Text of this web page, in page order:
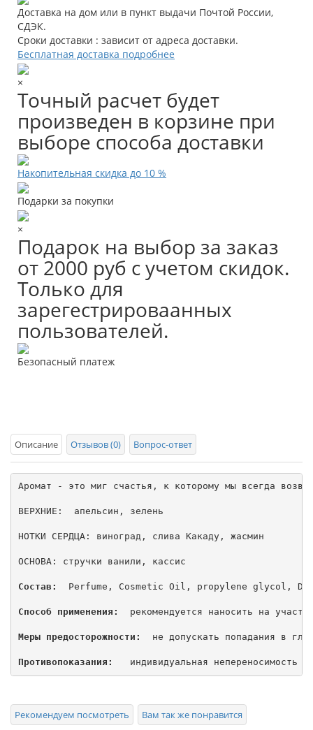
Доставка на дом или в пункт выдачи Почтой России,
СДЭК.
Сроки доставки : зависит от адреса доставки.
Бесплатная доставка подробнее
×
Точный расчет будет
произведен в корзине при
выборе способа доставки
Накопительная скидка до 10 %
Подарки за покупки
×
Подарок на выбор за заказ
от 2000 руб с учетом скидок.
Только для
зарегестрироваанных
пользователей.
Безопасный платеж
Описание Отзывов (0) Вопрос-ответ
Аромат - это миг счастья, к которому мы всегда
ВЕРХНИЕ:  апельсин, зелень
НОТКИ СЕРДЦА: виноград, слива Какаду, жасмин
ОСНОВА: стручки ванили, кассис
Состав: Perfume, Cosmetic Oil, propylene glycol,
Способ применения: рекомендуется наносить на
Меры предосторожности: не допускать попадания в
Противопоказания:
Рекомендуем посмотреть Вам так же понравится